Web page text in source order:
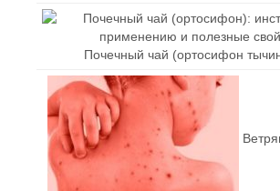
Почечный чай (ортосифон